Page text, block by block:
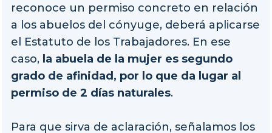
reconoce un permiso concreto en relación
a los abuelos del cónyuge, deberá aplicarse
el Estatuto de los Trabajadores. En ese
caso, la abuela de la mujer es segundo
grado de afinidad, por lo que da lugar al
permiso de 2 días naturales.
Para que sirva de aclaración, señalamos los